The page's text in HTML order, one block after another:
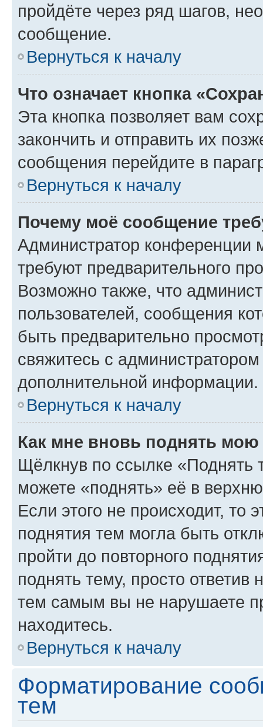
пройдёте через ряд шагов,
сообщение.
Вернуться к началу
Что означает кнопка
Эта кнопка позволяет вам
закончить и отправить их
сообщения перейдите в
Вернуться к началу
Почему моё сообщение
Администратор конференции
требуют предварительного
Возможно также, что
пользователей, сообщения
быть предварительно
свяжитесь с
дополнительной информации.
Вернуться к началу
Как мне вновь поднять мою
Щёлкнув по ссылке «Поднять
можете «поднять» её в
Если этого не происходит, то
поднятия тем могла быть
пройти до повторного
поднять тему, просто ответив
тем самым вы не нарушаете
находитесь.
Вернуться к началу
Форматирование
тем